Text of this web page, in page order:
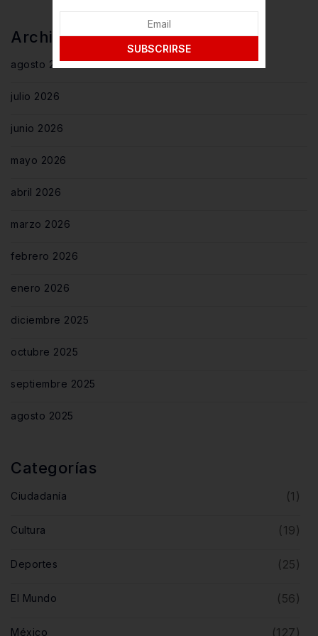
Archivos
agosto 2026
julio 2026
junio 2026
mayo 2026
abril 2026
marzo 2026
febrero 2026
enero 2026
diciembre 2025
octubre 2025
septiembre 2025
agosto 2025
Categorías
Ciudadanía (1)
Cultura (19)
Deportes (25)
El Mundo (56)
México (127)
SUBSCRIRSE